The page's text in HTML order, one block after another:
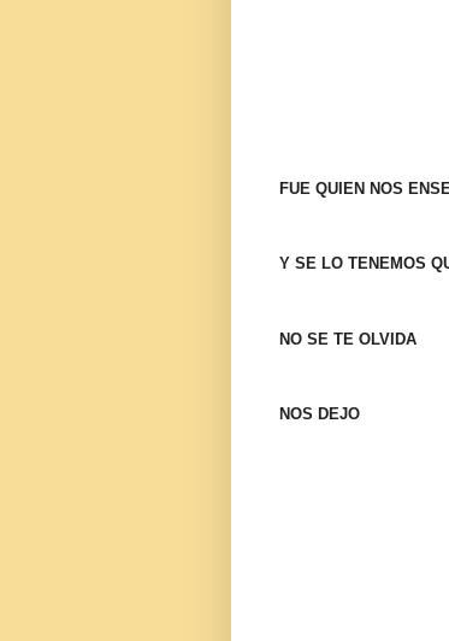
FUE QUIEN NOS
Y SE LO TENEMOS
NO SE TE OLVIDA
NOS DEJO